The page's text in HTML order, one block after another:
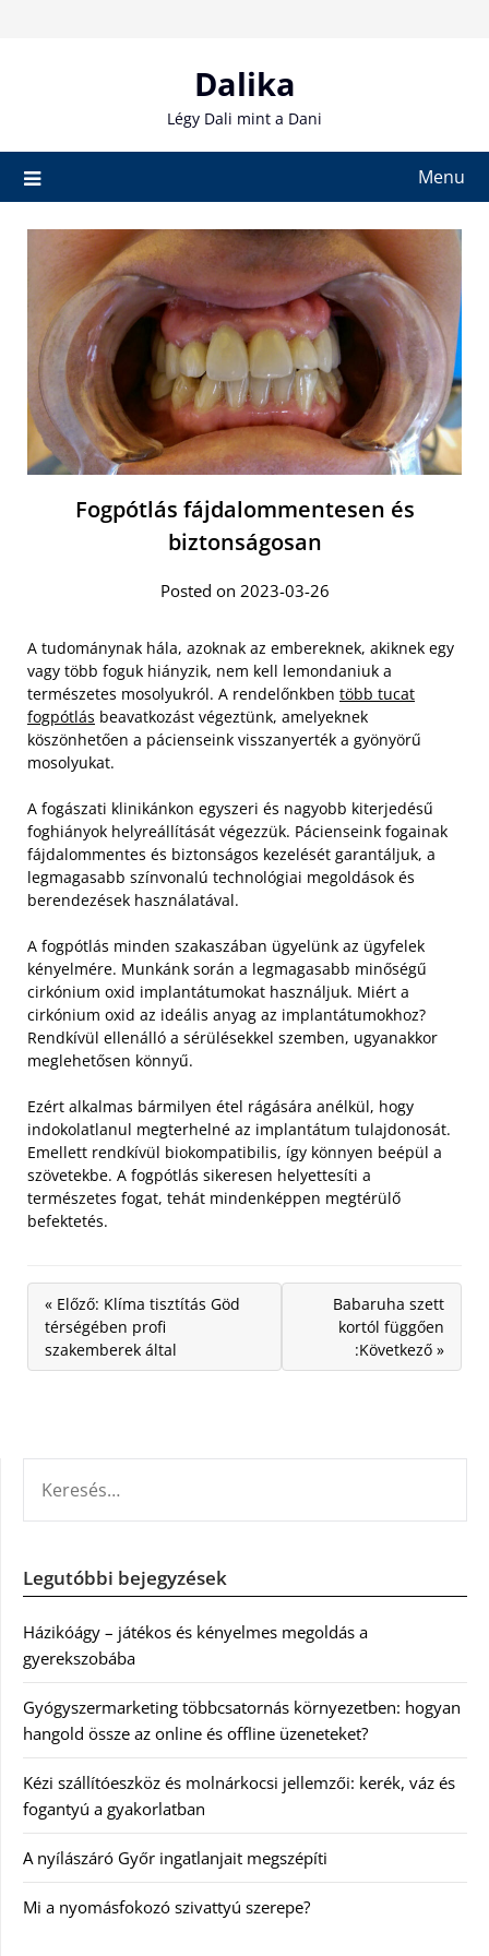
Dalika
Légy Dali mint a Dani
Menu
Fogpótlás fájdalommentesen és
biztonságosan
Posted on 2023-03-26
A tudománynak hála, azoknak az embereknek, akiknek egy
vagy több foguk hiányzik, nem kell lemondaniuk a
természetes mosolyukról. A rendelőnkben több tucat
fogpótlás beavatkozást végeztünk, amelyeknek
köszönhetően a pácienseink visszanyerték a gyönyörű
mosolyukat.
A fogászati klinikánkon egyszeri és nagyobb kiterjedésű
foghiányok helyreállítását végezzük. Pácienseink fogainak
fájdalommentes és biztonságos kezelését garantáljuk, a
legmagasabb színvonalú technológiai megoldások és
berendezések használatával.
A fogpótlás minden szakaszában ügyelünk az ügyfelek
kényelmére. Munkánk során a legmagasabb minőségű
cirkónium oxid implantátumokat használjuk. Miért a
cirkónium oxid az ideális anyag az implantátumokhoz?
Rendkívül ellenálló a sérülésekkel szemben, ugyanakkor
meglehetősen könnyű.
Ezért alkalmas bármilyen étel rágására anélkül, hogy
indokolatlanul megterhelné az implantátum tulajdonosát.
Emellett rendkívül biokompatibilis, így könnyen beépül a
szövetekbe. A fogpótlás sikeresen helyettesíti a
természetes fogat, tehát mindenképpen megtérülő
befektetés.
« Előző: Klíma tisztítás Göd
térségében profi
szakemberek által
Babaruha szett
kortól függően
:Következő »
Legutóbbi bejegyzések
Házikóágy – játékos és kényelmes megoldás a
gyerekszobába
Gyógyszermarketing többcsatornás környezetben: hogyan
hangold össze az online és offline üzeneteket?
Kézi szállítóeszköz és molnárkocsi jellemzői: kerék, váz és
fogantyú a gyakorlatban
A nyílászáró Győr ingatlanjait megszépíti
Mi a nyomásfokozó szivattyú szerepe?